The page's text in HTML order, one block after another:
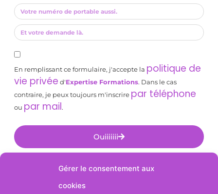
Gérer le consentement aux
cookies
En remplissant ce formulaire, j'accepte la politique de
vie privée d'Expertise Formations. Dans le cas
contraire, je peux toujours m'inscrire par téléphone
ou par mail.
Ouiiiiiii